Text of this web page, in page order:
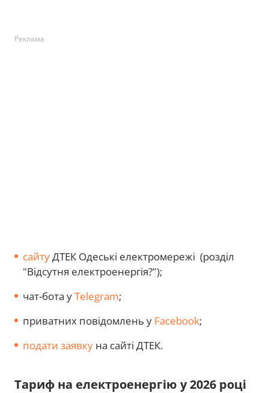
Реклама
сайтуДТЕК Одеські електромережі (розділ
"Відсутня електроенергія?");
чат-бота уTelegram;
приватних повідомлень у Facebook;
подати заявку на сайті ДТЕК.
Тариф на електроенергію у 2026 році